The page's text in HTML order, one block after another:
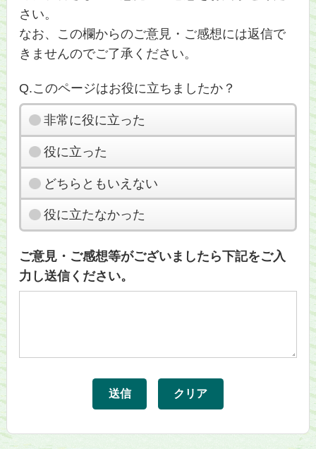
さい。
なお、この欄からのご意見・ご感想には返信で
きませんのでご了承ください。
Q.このページはお役に立ちましたか？
非常に役に立った
役に立った
どちらともいえない
役に立たなかった
ご意見・ご感想等がございましたら下記をご入
力し送信ください。